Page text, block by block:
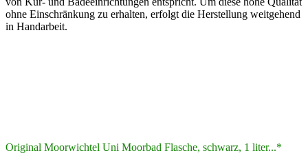
ohne Einschränkung zu erhalten, erfolgt die Herstellung weitgehend
in Handarbeit.
Original Moorwichtel Uni Moorbad Flasche, schwarz, 1 liter...*